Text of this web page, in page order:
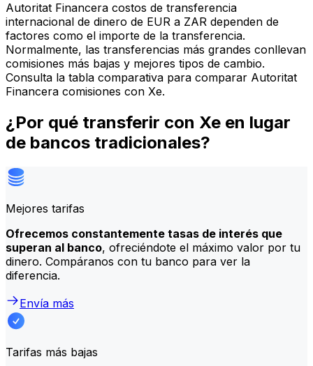
Autoritat Financera costos de transferencia
internacional de dinero de EUR a ZAR dependen de
factores como el importe de la transferencia.
Normalmente, las transferencias más grandes conllevan
comisiones más bajas y mejores tipos de cambio.
Consulta la tabla comparativa para comparar Autoritat
Financera comisiones con Xe.
¿Por qué transferir con Xe en lugar
de bancos tradicionales?
Mejores tarifas
Ofrecemos constantemente tasas de interés que
superan al banco, ofreciéndote el máximo valor por tu
dinero. Compáranos con tu banco para ver la
diferencia.
Envía más
Tarifas más bajas